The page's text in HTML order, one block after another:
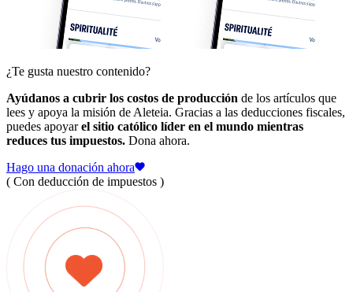
¿Te gusta nuestro contenido?
Ayúdanos a cubrir los costos de producción de los artículos que
lees y apoya la misión de Aleteia. Gracias a las deducciones fiscales,
puedes apoyarel sitio católico líder en el mundo mientras
reduces tus impuestos. Dona ahora.
Hago una donación ahora
( Con deducción de impuestos )